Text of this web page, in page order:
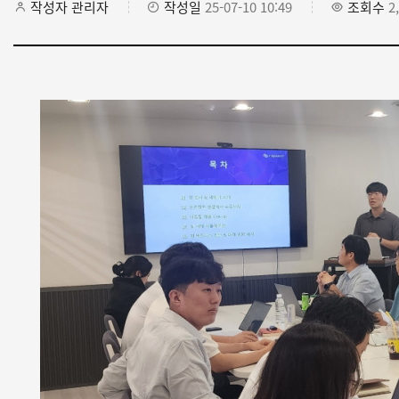
작성자관리자 작성일 25-07-10 10:49 조회수